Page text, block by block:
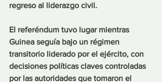
regreso al liderazgo civil.
El referéndum tuvo lugar mientras
Guinea seguía bajo un régimen
transitorio liderado por el ejército, con
decisiones políticas claves controladas
por las autoridades que tomaron el